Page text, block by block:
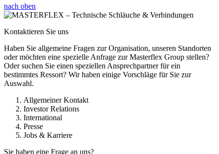
nach oben
Kontaktieren Sie uns
Haben Sie allgemeine Fragen zur Organisation, unseren Standorten
oder möchten eine spezielle Anfrage zur Masterflex Group stellen?
Oder suchen Sie einen speziellen Ansprechpartner für ein
bestimmtes Ressort? Wir haben einige Vorschläge für Sie zur
Auswahl.
Allgemeiner Kontakt
Investor Relations
International
Presse
Jobs & Karriere
Sie haben eine Frage an uns?